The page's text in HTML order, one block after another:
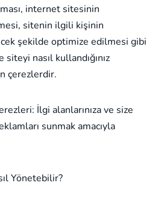
internet sitesinin
sitenin ilgili kişinin
şekilde optimize edilmesi gibi
nasıl kullandığınız
çerezlerdir.
İlgi alanlarınıza ve size
sunmak amacıyla
Yönetebilir?